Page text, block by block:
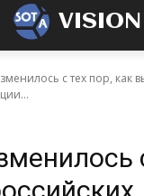
VISION
с тех пор, как